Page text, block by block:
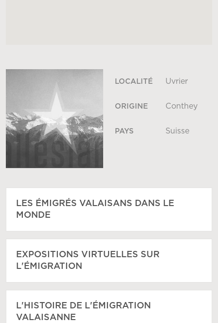
LOCALITÉ Uvrier
ORIGINE Conthey
PAYS Suisse
LES ÉMIGRÉS VALAISANS DANS LE
MONDE
EXPOSITIONS VIRTUELLES SUR
L'ÉMIGRATION
L'HISTOIRE DE L'ÉMIGRATION
VALAISANNE